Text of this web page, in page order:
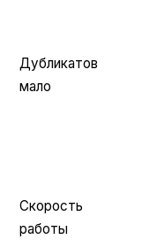
Дубликатов
мало
Скорость
работы